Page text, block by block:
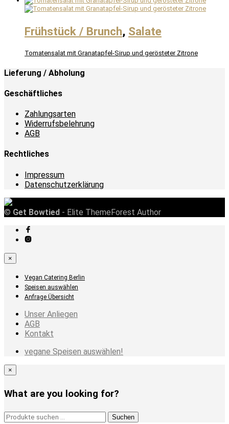
Frühstück / Brunch, Salate
Tomatensalat mit Granatapfel-Sirup und gerösteter Zitrone
Lieferung / Abholung
Geschäftliches
Zahlungsarten
Widerrufsbelehrung
AGB
Rechtliches
Impressum
Datenschutzerklärung
© Get Bowtied - Elite ThemeForest Author
×
Vegan Catering Berlin
Speisen auswählen
Anfrage Übersicht
Unser Anliegen
AGB
Kontakt
vegane Speisen auswählen!
×
What are you looking for?
Suchen
Suchen